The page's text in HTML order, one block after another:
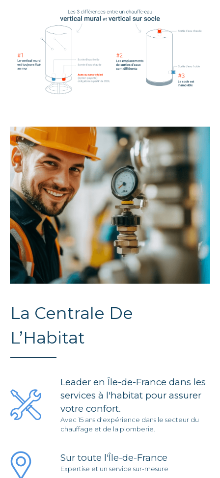
La Centrale De
L’Habitat
Leader en Île-de-France dans les
services à l'habitat pour assurer
votre confort.
Avec 15 ans d'expérience dans le secteur du
chauffage et de la plomberie.
Sur toute l'Île-de-France
Expertise et un service sur-mesure